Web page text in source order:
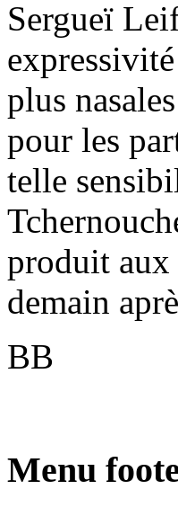
Sergueï
plus
pour les
telle
produit aux
demain
BB
Menu